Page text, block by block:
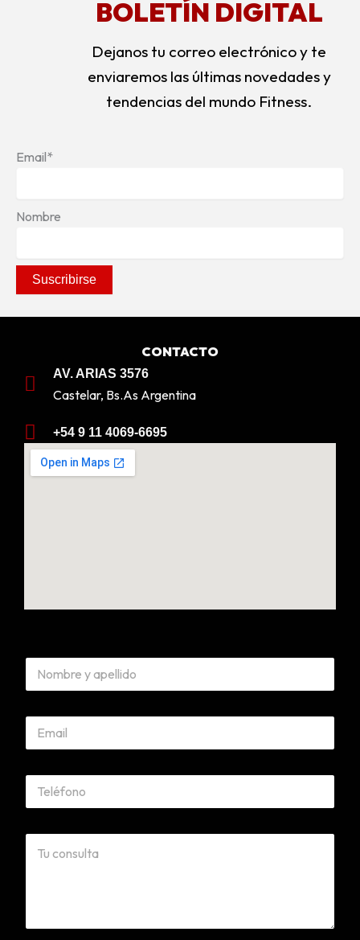
BOLETÍN DIGITAL
Dejanos tu correo electrónico y te
enviaremos las últimas novedades y
tendencias del mundo Fitness.
Email*
Nombre
CONTACTO
AV. ARIAS 3576
Castelar, Bs.As Argentina
+54 9 11 4069-6695